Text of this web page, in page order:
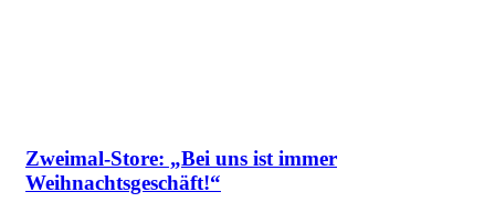
Zweimal-Store: „Bei uns ist immer
Weihnachtsgeschäft!“